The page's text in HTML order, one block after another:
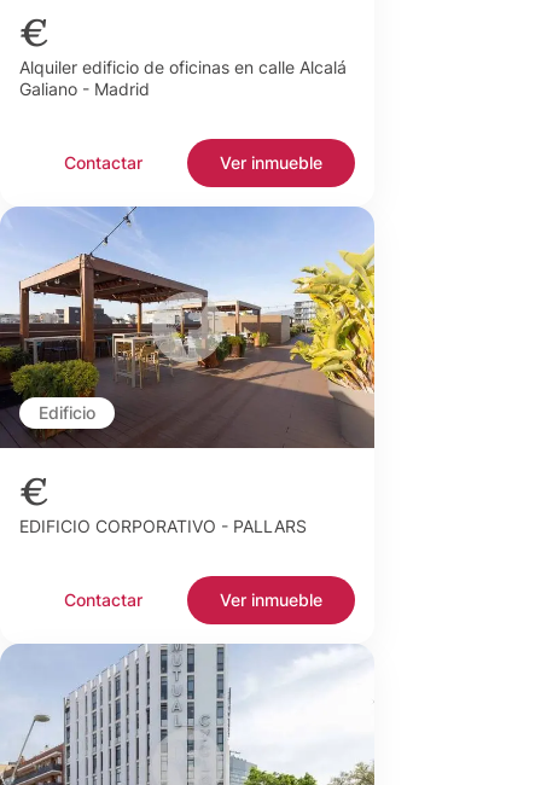
€
Alquiler edificio de oficinas en calle Alcalá
Galiano - Madrid
Contactar Ver inmueble
Edificio
€
EDIFICIO CORPORATIVO - PALLARS
Contactar Ver inmueble